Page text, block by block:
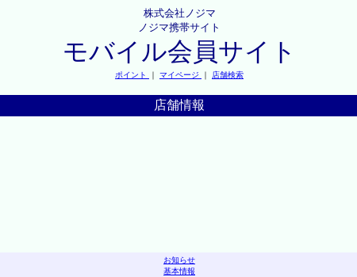
株式会社ノジマ
ノジマ携帯サイト
モバイル会員サイト
ポイント ｜ マイページ ｜ 店舗検索
店舗情報
お知らせ
基本情報